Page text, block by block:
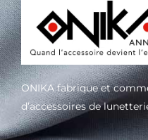
ONIKA fabrique et
d’accessoires de